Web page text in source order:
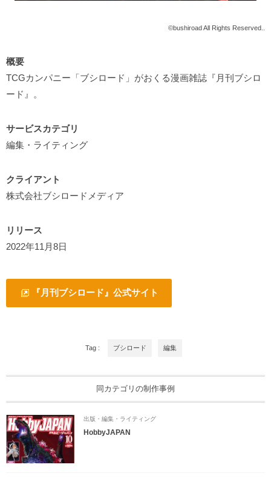
©bushiroad All Rights Reserved..
概要
TCGカンパニー「ブシロード」がおくる漫画雑誌『月刊ブシロ
ード』。
サービスカテゴリ
編集・ライティング
クライアント
株式会社ブシロードメディア
リリース
2022年11月8日
『 月刊ブシロード 』公式サイト
Tag : ブシロード 編集
同カテゴリの制作事例
出版・編集・ライティング
HobbyJAPAN